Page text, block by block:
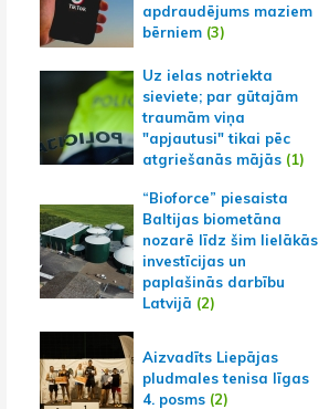
apdraudējums maziem
bērniem(3)
Uz ielas notriekta
sieviete; par gūtajām
traumām viņa
"apjautusi" tikai pēc
atgriešanās mājās(1)
“Bioforce” piesaista
Baltijas biometāna
nozarē līdz šim lielākās
investīcijas un
paplašinās darbību
Latvijā (2)
Aizvadīts Liepājas
pludmales tenisa līgas
4. posms(2)